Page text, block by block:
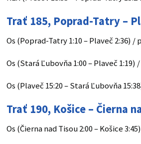
Trať 185, Poprad-Tatry –
Os (Poprad-Tatry 1:10 – Plaveč 2:36)
Os (Stará Ľubovňa 1:00 – Plaveč
Os (Plaveč 15:20 – Stará Ľubovňa
Trať 190, Košice – Čierna
Os (Čierna nad Tisou 2:00 – Košice 3:45)